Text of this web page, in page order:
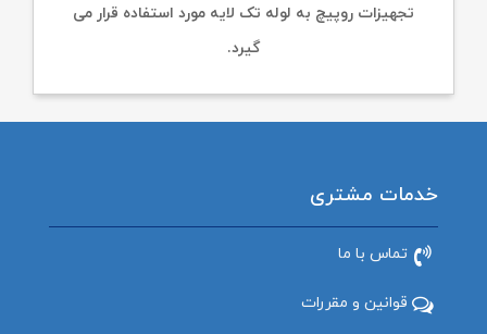
تجهیزات روپیچ به لوله تک لایه مورد استفاده قرار می
گیرد.
خدمات مشتری
تماس با ما
قوانین و مقررات